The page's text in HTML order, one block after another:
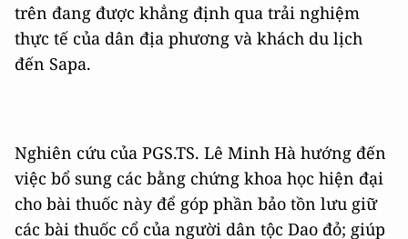
trên đang được khẳng định qua trải nghiệm
thực tế của dân địa phương và khách du lịch
đến Sapa.
Nghiên cứu của PGS.TS. Lê Minh Hà hướng đến
việc bổ sung các bằng chứng khoa học hiện đại
cho bài thuốc này để góp phần bảo tồn lưu giữ
các bài thuốc cổ của người dân tộc Dao đỏ; giúp